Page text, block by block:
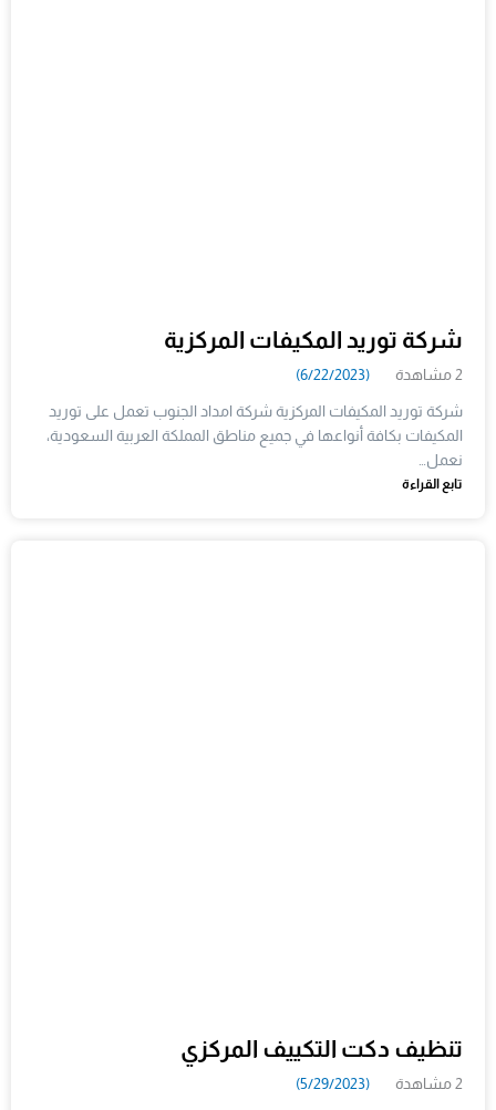
شركة توريد المكيفات المركزية
2 مشاهدة (6/22/2023)
شركة توريد المكيفات المركزية شركة امداد الجنوب تعمل على توريد
المكيفات بكافة أنواعها في جميع مناطق المملكة العربية السعودية،
نعمل…
تابع القراءة
تنظيف دكت التكييف المركزي
2 مشاهدة (5/29/2023)